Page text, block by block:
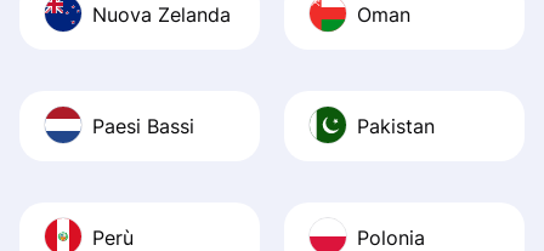
Nuova Zelanda Oman
Paesi Bassi Pakistan
Perù Polonia